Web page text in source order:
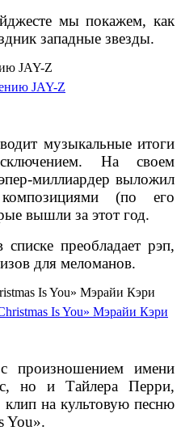
мы покажем, как
западные звезды.
JAY-Z
музыкальные итоги
На своем
миллиардер выложил
(по его
вышли за этот год.
преобладает рэп,
для меломанов.
Is You» Мэрайи Кэри
произношением имени
но и Тайлера Перри,
на культовую песню
You».